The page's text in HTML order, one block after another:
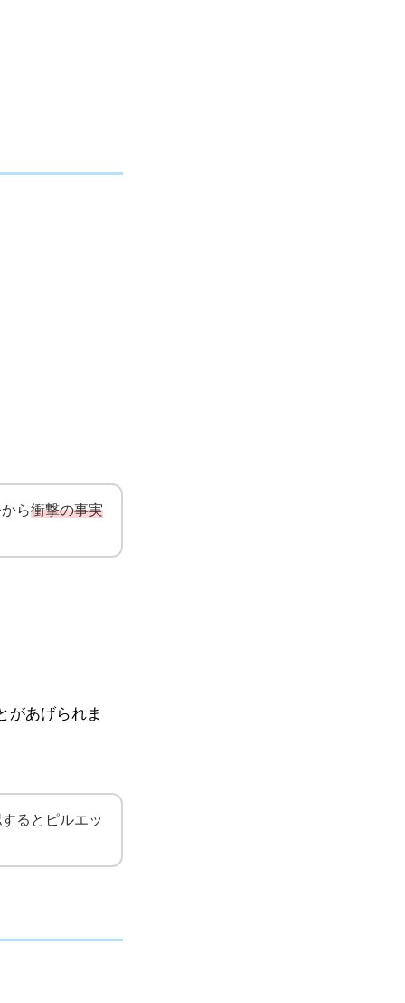
ら衝撃の事実
があげられま
るとピルエッ